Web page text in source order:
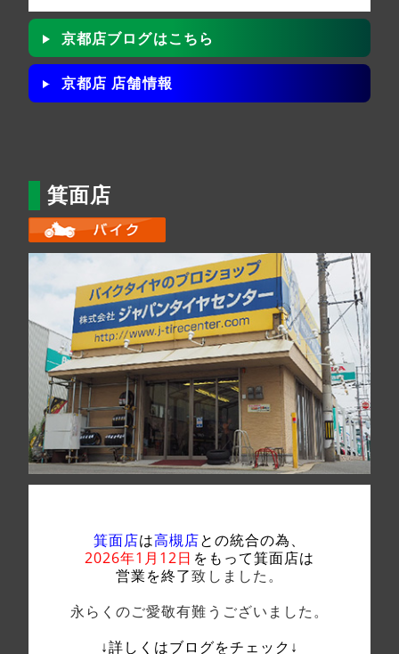
京都店ブログはこちら
京都店 店舗情報
箕面店
箕面店は高槻店との統合の為、
2026年1月12日 をもって箕面店は
営業を終了致しました。
永らくのご愛敬有難うございました。
↓詳しくはブログをチェック↓